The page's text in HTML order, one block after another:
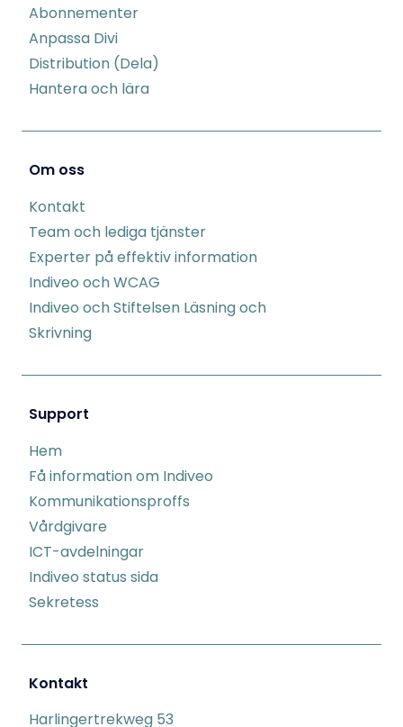
Abonnementer
Anpassa Divi
Distribution (Dela)
Hantera och lära
Om oss
Kontakt
Team och lediga tjänster
Experter på effektiv information
Indiveo och WCAG
Indiveo och Stiftelsen Läsning och
Skrivning
Support
Hem
Få information om Indiveo
Kommunikationsproffs
Vårdgivare
ICT-avdelningar
Indiveo status sida
Sekretess
Kontakt
Harlingertrekweg 53